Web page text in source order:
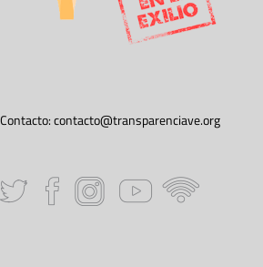
Contacto:contacto@transparenciave.org